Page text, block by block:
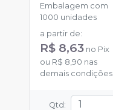
Embalagem com
1000 unidades
a partir de:
R$ 8,63 no Pix
ou R$ 8,90 nas
demais condições
Qtd: